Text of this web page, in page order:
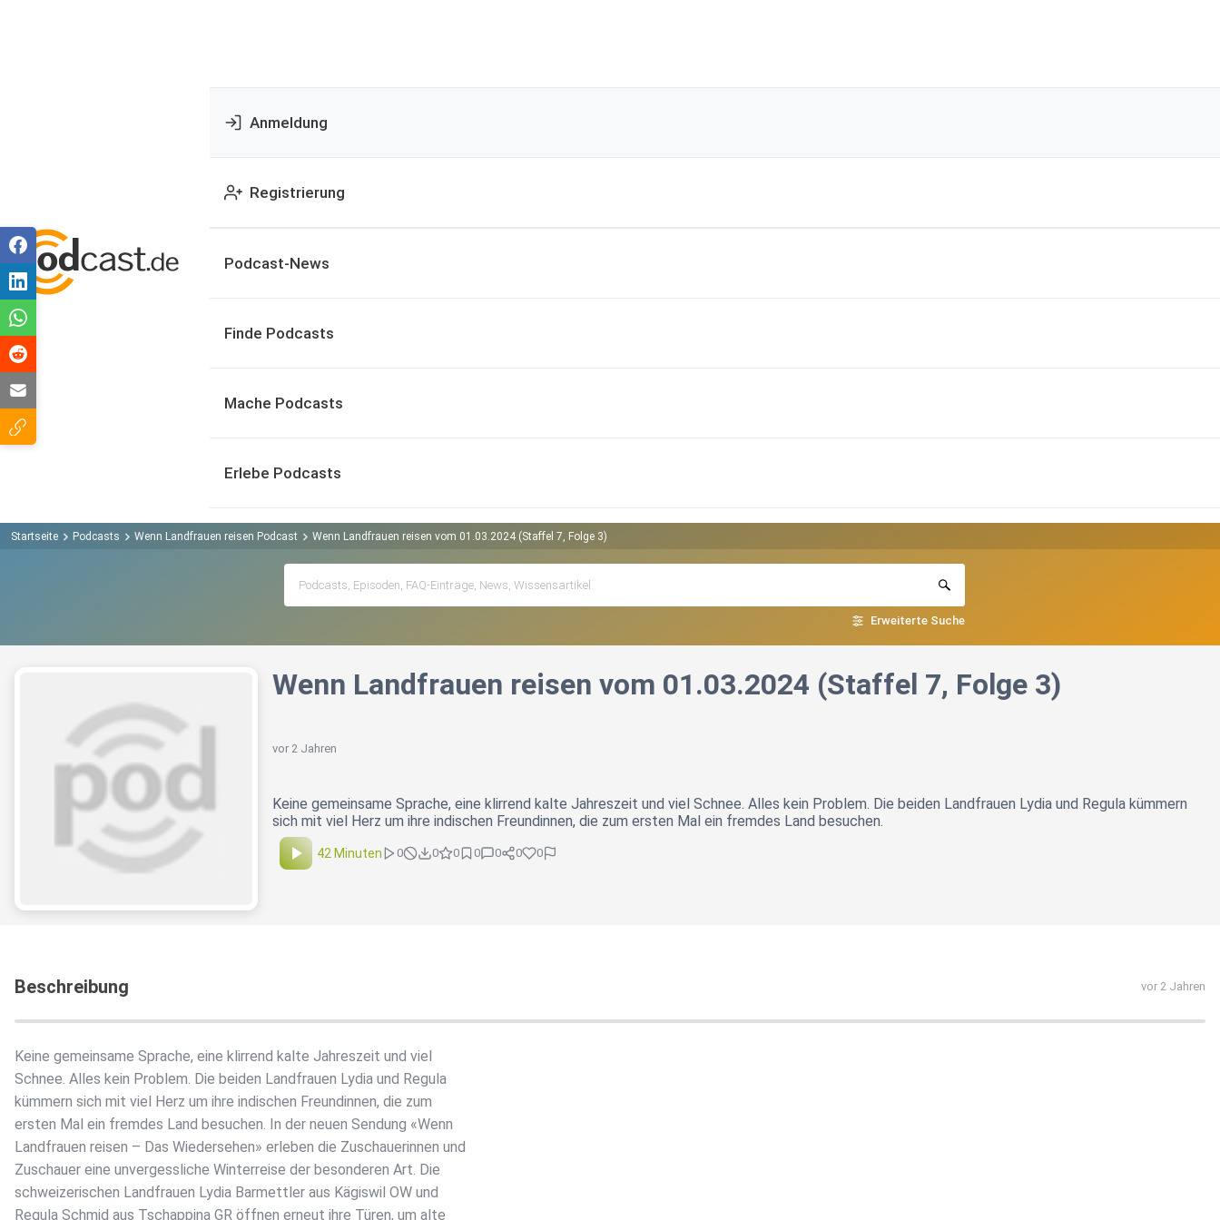
Anmeldung
Registrierung
Podcast-News
Finde Podcasts
Mache Podcasts
Erlebe Podcasts
Startseite Podcasts Wenn Landfrauen reisen Podcast Wenn Landfrauen reisen vom 01.03.2024 (Staffel 7, Folge 3)
Erweiterte Suche
Wenn Landfrauen reisen vom 01.03.2024 (Staffel 7, Folge 3)
vor 2 Jahren
Keine gemeinsame Sprache, eine klirrend kalte Jahreszeit und viel Schnee. Alles kein Problem. Die beiden Landfrauen Lydia und Regula kümmern
sich mit viel Herz um ihre indischen Freundinnen, die zum ersten Mal ein fremdes Land besuchen.
42 Minuten 0 0 0 0 0 0 0
Beschreibung vor 2 Jahren
Keine gemeinsame Sprache, eine klirrend kalte Jahreszeit und viel
Schnee. Alles kein Problem. Die beiden Landfrauen Lydia und Regula
kümmern sich mit viel Herz um ihre indischen Freundinnen, die zum
ersten Mal ein fremdes Land besuchen. In der neuen Sendung «Wenn
Landfrauen reisen – Das Wiedersehen» erleben die Zuschauerinnen und
Zuschauer eine unvergessliche Winterreise der besonderen Art. Die
schweizerischen Landfrauen Lydia Barmettler aus Kägiswil OW und
Regula Schmid aus Tschappina GR öffnen erneut ihre Türen, um alte